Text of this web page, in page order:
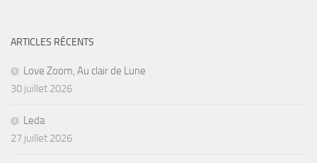
ARTICLES RÉCENTS
Love Zoom, Au clair de Lune
30 juillet 2026
Leda
27 juillet 2026